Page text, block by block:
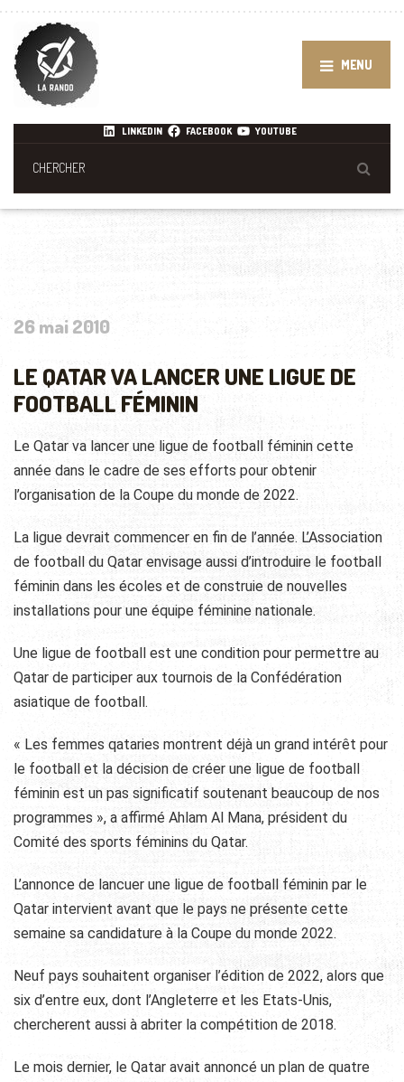
MENU
LINKEDIN FACEBOOK YOUTUBE
26 mai 2010
LE QATAR VA LANCER UNE LIGUE DE
FOOTBALL FÉMININ
Le Qatar va lancer une ligue de football féminin cette
année dans le cadre de ses efforts pour obtenir
l’organisation de la Coupe du monde de 2022.
La ligue devrait commencer en fin de l’année. L’Association
de football du Qatar envisage aussi d’introduire le football
féminin dans les écoles et de construie de nouvelles
installations pour une équipe féminine nationale.
Une ligue de football est une condition pour permettre au
Qatar de participer aux tournois de la Confédération
asiatique de football.
« Les femmes qataries montrent déjà un grand intérêt pour
le football et la décision de créer une ligue de football
féminin est un pas significatif soutenant beaucoup de nos
programmes », a affirmé Ahlam Al Mana, président du
Comité des sports féminins du Qatar.
L’annonce de lancuer une ligue de football féminin par le
Qatar intervient avant que le pays ne présente cette
semaine sa candidature à la Coupe du monde 2022.
Neuf pays souhaitent organiser l’édition de 2022, alors que
six d’entre eux, dont l’Angleterre et les Etats-Unis,
chercherent aussi à abriter la compétition de 2018.
Le mois dernier, le Qatar avait annoncé un plan de quatre